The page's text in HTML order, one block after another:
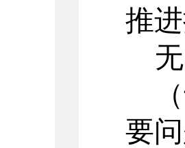
推
无
要